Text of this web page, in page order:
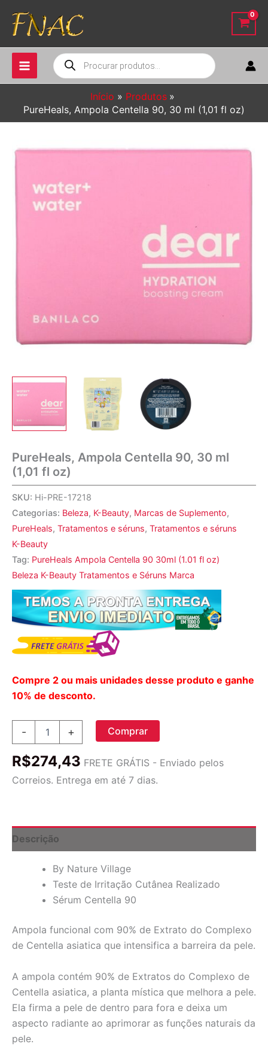
para
conteúdo
Pesquisar
produtos
Início
Produtos
PureHeals, Ampola Centella 90, 30 ml (1,01 fl oz)
PureHeals, Ampola Centella 90, 30 ml
(1,01 fl oz)
SKU: Hi-PRE-17218
Categorias: Beleza, K-Beauty, Marcas de Suplemento,
PureHeals, Tratamentos e séruns, Tratamentos e séruns
K-Beauty
Tag: PureHeals Ampola Centella 90 30ml (1.01 fl oz)
Beleza K-Beauty Tratamentos e Séruns Marca
Compre 2 ou mais unidades desse produto e ganhe
10% de desconto.
-
90,
(1,01 fl oz)
+ Comprar
R$274,43 FRETE GRÁTIS - Enviado pelos
Correios. Entrega em até 7 dias.
Descrição
By Nature Village
Teste de Irritação Cutânea Realizado
Sérum Centella 90
Ampola funcional com 90% de Extrato do Complexo
de Centella asiatica que intensifica a barreira da pele.
A ampola contém 90% de Extratos do Complexo de
Centella asiatica, a planta mística que melhora a pele.
Ela firma a pele de dentro para fora e deixa um
aspecto radiante ao aprimorar as funções naturais da
pele.